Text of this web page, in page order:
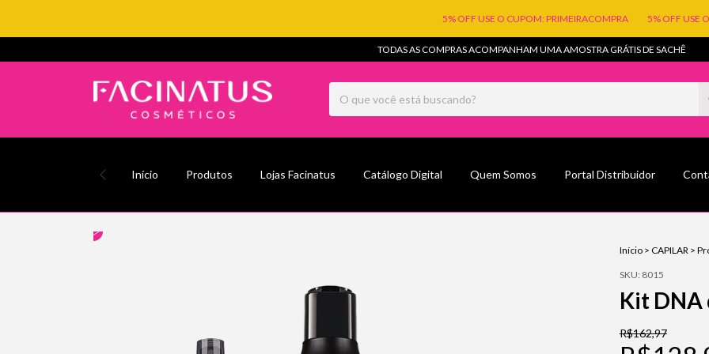
5% OFF USE O CUPOM: PRIMEIRACOMPRA 5% OFF USE O
TODAS AS COMPRAS ACOMPANHAM UMA AMOSTRA GRÁTIS DE SACHÊ
Início Produtos Lojas Facinatus Catálogo Digital Quem Somos Portal Distribuidor
Início > CAPILAR >
SKU: 8015
Kit DNA
R$162,97